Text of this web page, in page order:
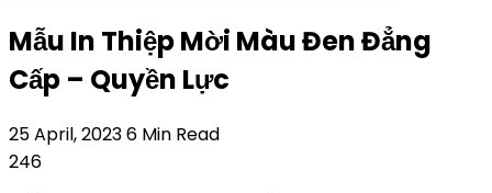
Mẫu In Thiệp Mời Màu Đen Đẳng
Cấp – Quyền Lực
25 April, 20236 Min Read
246